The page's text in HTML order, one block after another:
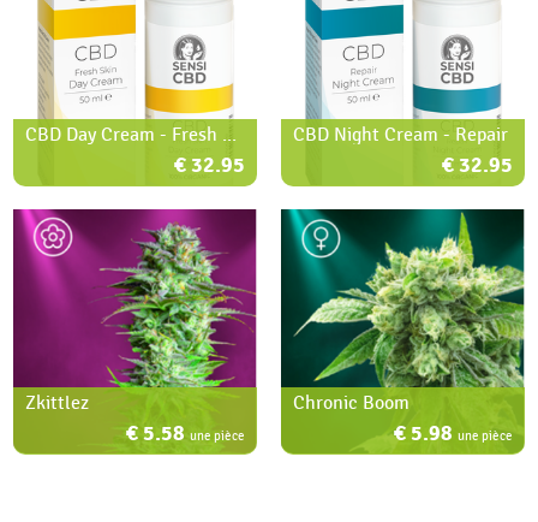
CBD Day Cream - Fresh Skin
€ 32.95
CBD Night Cream - Repair
€ 32.95
Zkittlez
€ 5.58 une pièce
Chronic Boom
€ 5.98 une pièce